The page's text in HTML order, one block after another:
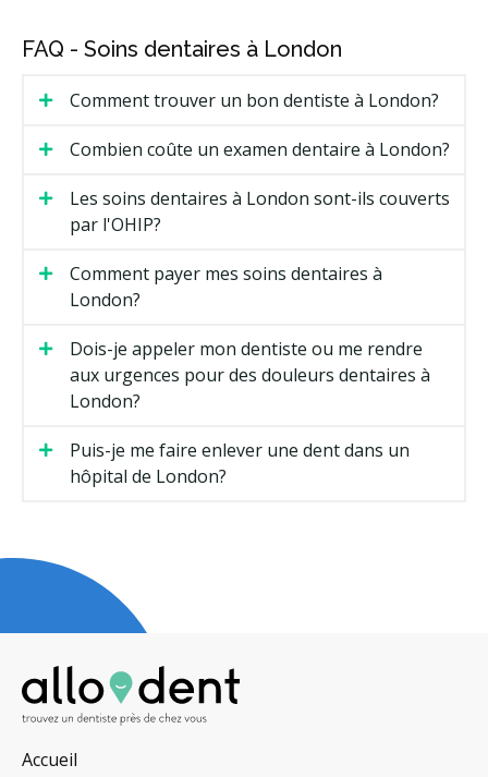
FAQ - Soins dentaires à London
Comment trouver un bon dentiste à London?
Combien coûte un examen dentaire à London?
Les soins dentaires à London sont-ils couverts
par l'OHIP?
Comment payer mes soins dentaires à
London?
Dois-je appeler mon dentiste ou me rendre
aux urgences pour des douleurs dentaires à
London?
Puis-je me faire enlever une dent dans un
hôpital de London?
Accueil